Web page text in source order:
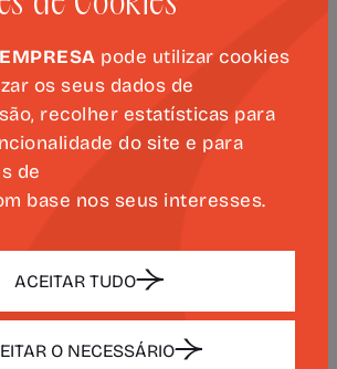
do Bombarda
Municipal Beatriz Costa
Ílhavo / 23 Milhas
pode utilizar cookies
os seus dados de
recolher estatísticas para
do site e para
de
base nos seus interesses.
ACEITAR TUDO
O NECESSÁRIO